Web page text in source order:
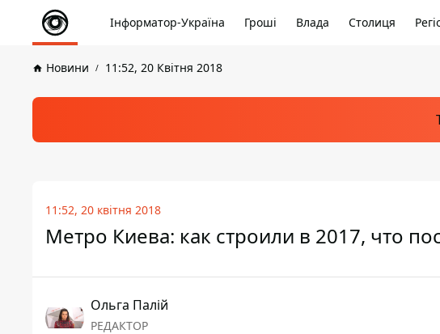
Інформатор-Україна Гроші Влада Столиця
Новини 11:52, 20 Квітня 2018
11:52, 20 квітня 2018
Метро Киева: как строили в 2017, что
Ольга Палій
РЕДАКТОР